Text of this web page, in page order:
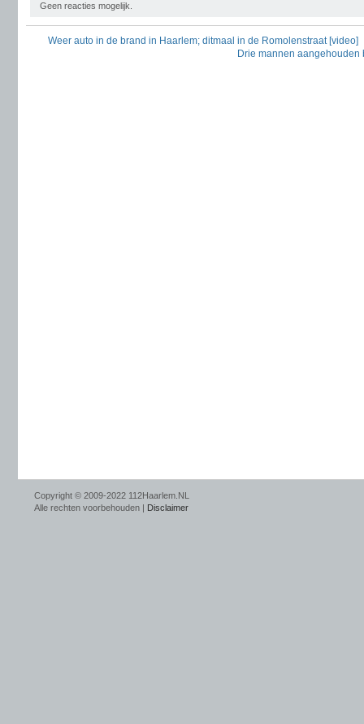
Geen reacties mogelijk.
Weer auto in de brand in Haarlem; ditmaal in de Romolenstraat [video]
Drie mannen aangehouden
Copyright © 2009-2022 112Haarlem.NL
Alle rechten voorbehouden | Disclaimer